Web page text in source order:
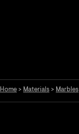
Home > Materials > Marbles